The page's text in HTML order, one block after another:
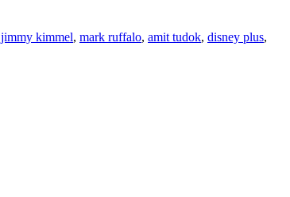
jimmy kimmel, mark ruffalo, amit tudok, disney plus,